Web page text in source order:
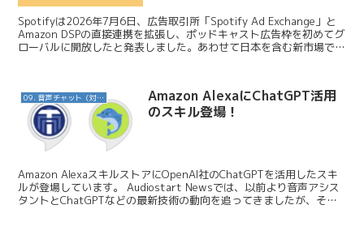
Spotifyは2026年7月6日、広告取引所「Spotify Ad Exchange」と
Amazon DSPの直接連携を拡張し、ポッドキャスト広告枠を初めてグ
ローバルに開放したと発表しました。あわせて日本を含む新市場での
09. 音声チャット（対話AI）
Amazon AlexaにChatGPT活用
のスキル登場！
Amazon AlexaスキルストアにOpenAI社のChatGPTを活用したスキ
ルが登場しています。 Audiostart Newsでは、以前より音声アシス
タントとChatGPTなどの最新技術の動向を追ってきましたが、それ